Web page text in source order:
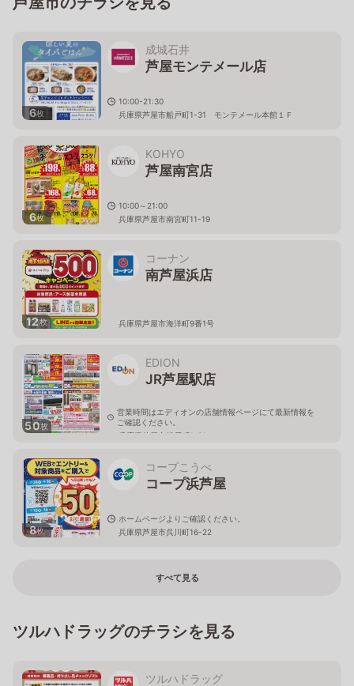
6枚
成城石井
芦屋モンテメール店
10:00-21:30
兵庫県芦屋市船戸町1-31 モンテメール本館１Ｆ
6枚
KOHYO
芦屋南宮店
10:00～21:00
兵庫県芦屋市南宮町11-19
12枚
コーナン
南芦屋浜店
兵庫県芦屋市海洋町9番1号
50枚
EDION
JR芦屋駅店
営業時間はエディオンの店舗情報ページにて最新情報を
ご確認ください。
兵庫県芦屋市船戸町1-31
8枚
コープこうべ
コープ浜芦屋
ホームページよりご確認ください。
兵庫県芦屋市呉川町16-22
すべて見る
ツルハドラッグのチラシを見る
ツルハドラッグ